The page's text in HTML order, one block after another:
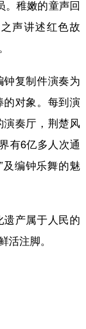
。稚嫩的童声回
声讲述红色故
复制件演奏为
的对象。每到演
演奏厅，荆楚风
有6亿多人次通
及编钟乐舞的魅
产属于人民的
活注脚。